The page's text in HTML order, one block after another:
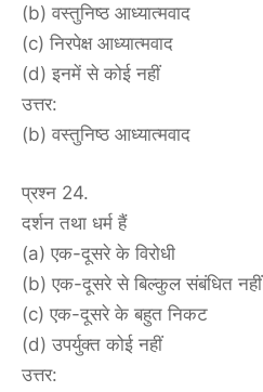
(b) वस्तुनिष्ठ आध्यात्मवाद
(c) निरपेक्ष आध्यात्मवाद
(d) इनमें से कोई नहीं
उत्तर:
(b) वस्तुनिष्ठ आध्यात्मवाद
प्रश्न 24.
दर्शन तथा धर्म हैं
(a) एक-दूसरे के विरोधी
(b) एक-दूसरे से बिल्कुल संबंधित नहीं
(c) एक-दूसरे के बहुत निकट
(d) उपर्युक्त कोई नहीं
उत्तर: